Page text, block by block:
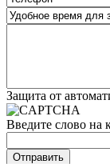
Защита от
Введите слово на